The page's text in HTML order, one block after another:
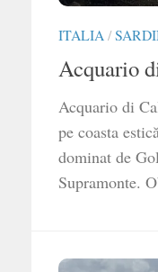
ITALIA /
Acquario
Acquario di
pe coasta
dominat de
Supramonte.